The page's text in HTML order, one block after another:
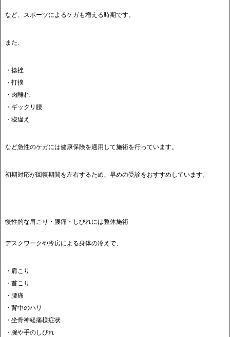
など、スポーツによるケガも増える時期です。
また、
・捻挫
・打撲
・肉離れ
・ギックリ腰
・寝違え
など急性のケガには健康保険を適用して施術を行っています。
初期対応が回復期間を左右するため、早めの受診をおすすめしています。
慢性的な肩こり・腰痛・しびれには整体施術
デスクワークや冷房による身体の冷えで、
・肩こり
・首こり
・腰痛
・背中のハリ
・坐骨神経痛様症状
・腕や手のしびれ